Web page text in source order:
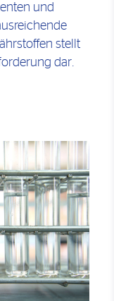
und
stellt
dar.